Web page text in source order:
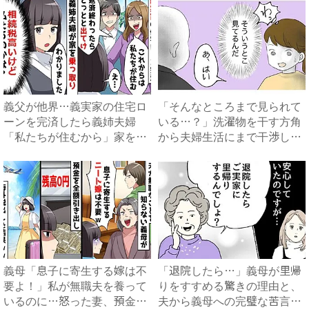
義父が他界…義実家の住宅ロ
ーンを完済したら義姉夫婦
「私たちが住むから」家を乗
「そんなところまで見られて
いる…？」洗濯物を干す方角
から夫婦生活にまで干渉して
義母「息子に寄生する嫁は不
要よ！」私が無職夫を養って
いるのに…怒った妻、預金残
「退院したら…」義母が里帰
りをすすめる驚きの理由と、
夫から義母への完璧な苦言